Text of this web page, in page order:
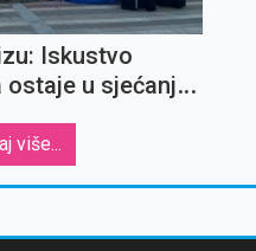
Iskustvo
u sjećanju
više...